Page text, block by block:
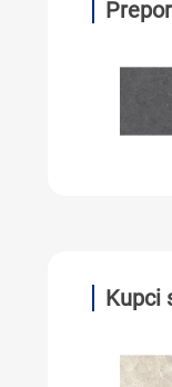
Kupci